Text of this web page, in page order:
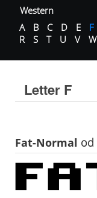
Western
A
B C D E F
R
S T U V W
Letter F
Fat-Normal od